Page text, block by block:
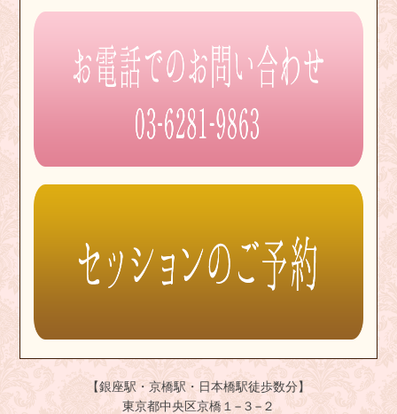
【銀座駅・京橋駅・日本橋駅徒歩数分】
東京都中央区京橋１−３−２